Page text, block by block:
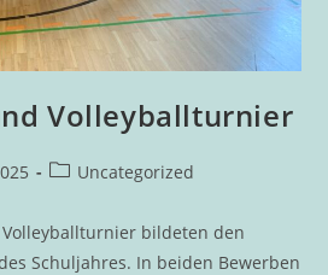
Volleyballturnier
Beitrags-
Uncategorized
bildeten den
Schuljahres. In beiden Bewerben